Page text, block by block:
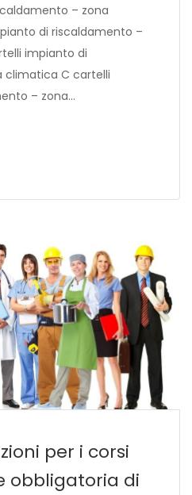
– zona
di riscaldamento –
impianto di
climatica C cartelli
– zona…
per i corsi
obbligatoria di